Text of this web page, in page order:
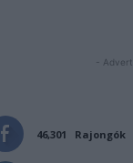
-
46,301 Rajongók